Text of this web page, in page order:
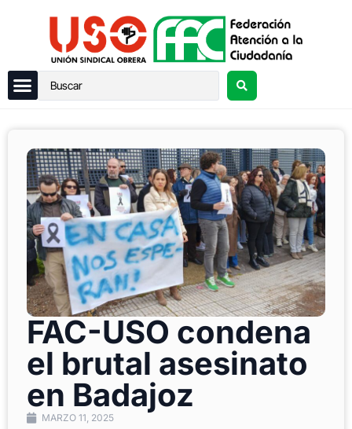
FAC-USO condena
el brutal asesinato
en Badajoz
MARZO 11, 2025